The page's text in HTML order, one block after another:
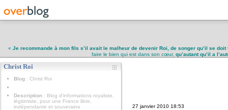
« Je recommande à mon fils s’il avait le malheur de devenir Roi, de songer qu’il se
faire le bien qui est dans son cœur, qu’autant qu’il a
Christ Roi
Blog : Christ Roi
Description : Blog d'informations royaliste,
légitimiste, pour une France libre,
indépendante et souveraine
27 janvier 2010 18:53